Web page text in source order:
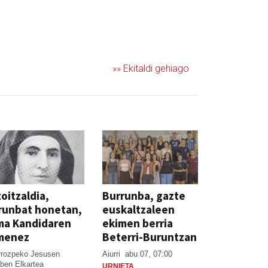
»» Ekitaldi gehiago
honetan,
Kandidaren
Jesusen
Elkartea
Burrunba, gazte
euskaltzaleen
ekimen berria
Beterri-Buruntzan
Aiurri abu 07, 07:00
URNIETA